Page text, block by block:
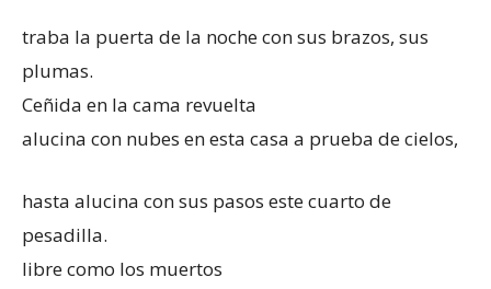
traba la puerta de la noche con sus brazos, sus
plumas.
Ceñida en la cama revuelta
alucina con nubes en esta casa a prueba de cielos,
hasta alucina con sus pasos este cuarto de
pesadilla.
libre como los muertos